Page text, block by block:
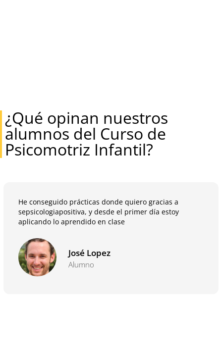
¿Qué opinan nuestros
alumnos del Curso de
Psicomotriz Infantil?
He conseguido prácticas donde quiero gracias a
sepsicologiapositiva, y desde el primer día estoy
aplicando lo aprendido en clase
José Lopez
Alumno